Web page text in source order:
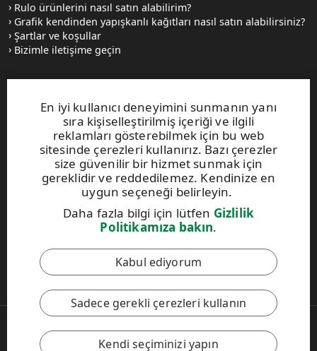
En iyi kullanıcı deneyimini sunmanın yanı
sıra kişiselleştirilmiş içeriği ve ilgili
reklamları gösterebilmek için bu web
sitesinde çerezleri kullanırız. Bazı çerezler
size güvenilir bir hizmet sunmak için
gereklidir ve reddedilemez. Kendinize en
uygun seçeneği belirleyin.
Daha fazla bilgi için lütfen Gizlilik
Politikamıza bakın.
Kabul ediyorum
Sadece gerekli çerezleri kullanın
Kendi seçiminizi yapın
Rulo ürünlerini nasıl satın alabilirim?
Grafik kendinden yapışkanlı kağıtları nasıl satın alabilirsiniz?
Şartlar ve koşullar
Bizimle iletişime geçin
UPM Raflatac Graphics Solutions
UPM Raflatac Office Products
UPM Raflatac Industrial Removables
iletişim
Bu site reCAPTCHA ile korunmakta olupGoogle Gizlilik
Hizmet Şartlarıgeçerlidir.
UPM Davranış Kuralları
Copyright © 2026 UPM
UPM Global